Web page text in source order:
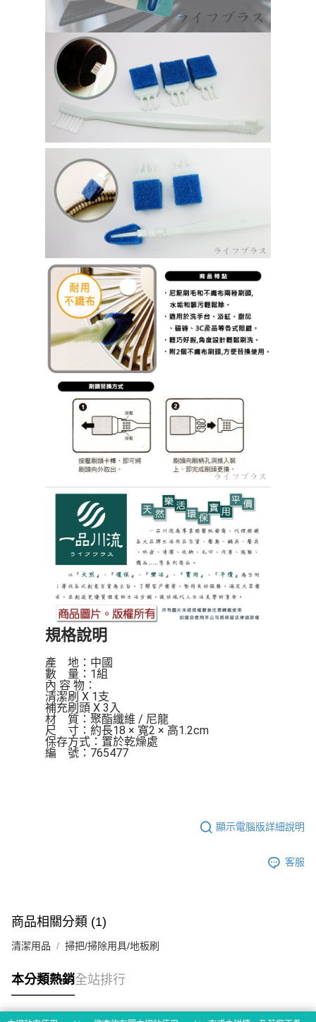
https://aftee.tw/terms/#terms3
３．未成年的使用者請事先徵得法定代理人或監護人之同意方可使用
「AFTEE先享後付」，若未經同意申辦者引起之損失，本公司不負相關責
４．使用「AFTEE先享後付」時，將依據個別帳號之用戶狀況，依本公司即
時審查核予不同之上限額度；若仍有額度不足之情形，本公司將視審查結果
請求用戶進行身份認證。
５．嚴禁一人註冊多個帳號或使用他人資訊註冊。若發現惡意使用之情形，
恩沛科技股份有限公司將有權停止該用戶之使用額度並採取法律行動。
付款後7-11取貨
每筆NT$60，滿NT$490(含以上)免運費
本島宅配1~2天後到
每筆NT$80，滿NT$490(含以上)免運費
每筆NT$150，滿NT$3,000(含以上)免運費
規格說明
產    地：中國
數    量：1組
內 容 物：
清潔刷 X 1支
補充刷頭 X 3入
材    質：聚酯纖維 / 尼龍
尺    寸：約長18 × 寬2 × 高1.2cm
保存方式：置於乾燥處
編    號：765477
顯示電腦版詳細說明
客服
商品相關分類 (1)
清潔用品 掃把/掃除用具/地板刷
本分類熱銷全站排行